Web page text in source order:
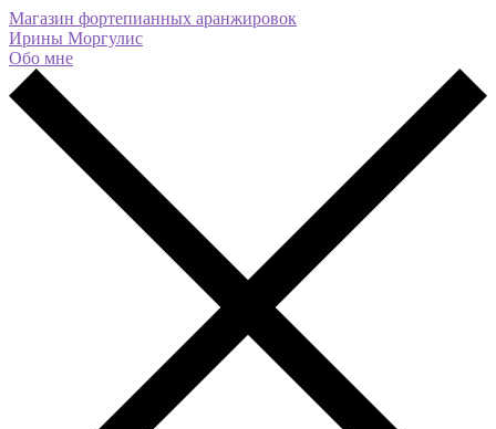
Магазин фортепианных аранжировок
Ирины Моргулис
Обо мне